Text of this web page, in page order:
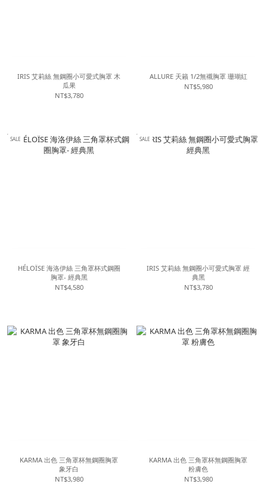
IRIS 艾莉絲 無鋼圈小可愛式胸罩 木
瓜果
NT$3,780
ALLURE 天籟 1/2無襯胸罩 珊瑚紅
NT$5,980
SALE
HÉLOÏSE 海洛伊絲 三角罩杯式鋼圈
胸罩- 經典黑
NT$4,580
SALE
IRIS 艾莉絲 無鋼圈小可愛式胸罩 經
典黑
NT$3,780
KARMA 出色 三角罩杯無鋼圈胸罩
象牙白
NT$3,980
KARMA 出色 三角罩杯無鋼圈胸罩
粉膚色
NT$3,980